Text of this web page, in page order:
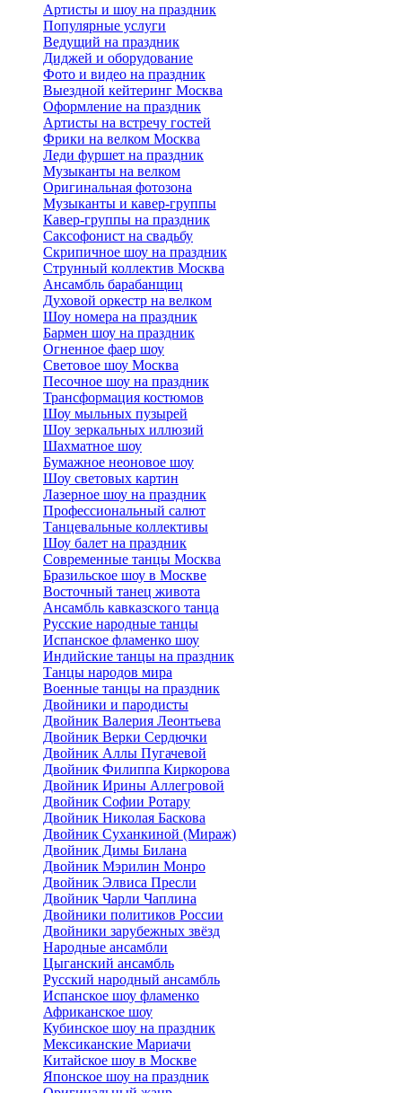
Артисты и шоу на праздник
Популярные услуги
Ведущий на праздник
Диджей и оборудование
Фото и видео на праздник
Выездной кейтеринг Москва
Оформление на праздник
Артисты на встречу гостей
Фрики на велком Москва
Леди фуршет на праздник
Музыканты на велком
Оригинальная фотозона
Музыканты и кавер-группы
Кавер-группы на праздник
Саксофонист на свадьбу
Скрипичное шоу на праздник
Струнный коллектив Москва
Ансамбль барабанщиц
Духовой оркестр на велком
Шоу номера на праздник
Бармен шоу на праздник
Огненное фаер шоу
Световое шоу Москва
Песочное шоу на праздник
Трансформация костюмов
Шоу мыльных пузырей
Шоу зеркальных иллюзий
Шахматное шоу
Бумажное неоновое шоу
Шоу световых картин
Лазерное шоу на праздник
Профессиональный салют
Танцевальные коллективы
Шоу балет на праздник
Современные танцы Москва
Бразильское шоу в Москве
Восточный танец живота
Ансамбль кавказского танца
Русские народные танцы
Испанское фламенко шоу
Индийские танцы на праздник
Танцы народов мира
Военные танцы на праздник
Двойники и пародисты
Двойник Валерия Леонтьева
Двойник Верки Сердючки
Двойник Аллы Пугачевой
Двойник Филиппа Киркорова
Двойник Ирины Аллегровой
Двойник Софии Ротару
Двойник Николая Баскова
Двойник Суханкиной (Мираж)
Двойник Димы Билана
Двойник Мэрилин Монро
Двойник Элвиса Пресли
Двойник Чарли Чаплина
Двойники политиков России
Двойники зарубежных звёзд
Народные ансамбли
Цыганский ансамбль
Русский народный ансамбль
Испанское шоу фламенко
Африканское шоу
Кубинское шоу на праздник
Мексиканские Мариачи
Китайское шоу в Москве
Японское шоу на праздник